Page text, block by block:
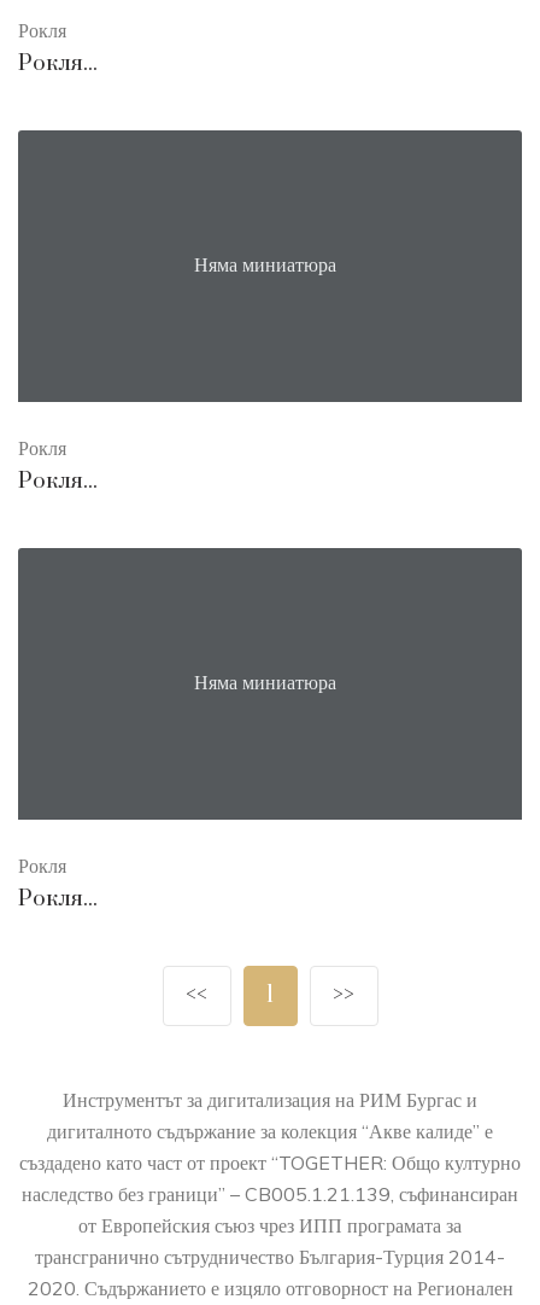
Рокля
Рокля...
Няма миниатюра
Рокля
Рокля...
Няма миниатюра
Рокля
Рокля...
<< 1 >>
Инструментът за дигитализация на РИМ Бургас и
дигиталното съдържание за колекция “Акве калиде” е
създадено като част от проект “TOGETHER: Общо културно
наследство без граници” – CB005.1.21.139, съфинансиран
от Европейския съюз чрез ИПП програмата за
трансгранично сътрудничество България-Турция 2014-
2020. Съдържанието е изцяло отговорност на Регионален